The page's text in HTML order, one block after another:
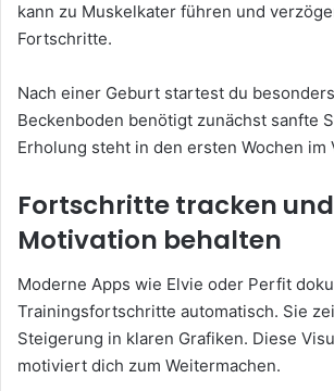
kann zu Muskelkater führen und
Fortschritte.
Nach einer Geburt startest du
Beckenboden benötigt zunächst sanfte
Erholung steht in den ersten Wochen im
Fortschritte tracken und
Motivation behalten
Moderne Apps wie Elvie oder Perfit
Trainingsfortschritte automatisch. Sie
Steigerung in klaren Grafiken. Diese
motiviert dich zum Weitermachen.